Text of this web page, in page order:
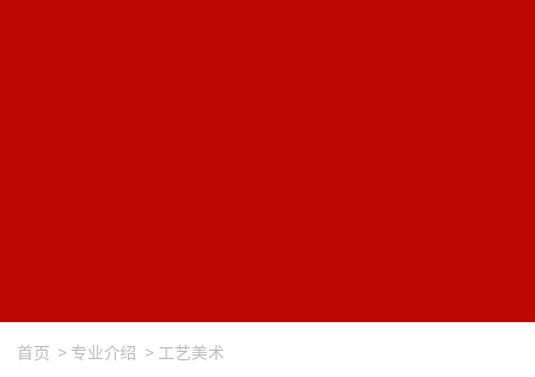
首页 > 专业介绍 > 工艺美术